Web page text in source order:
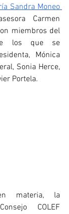
Sandra Moneo
Carmen
miembros del
los que se
Mónica
Sonia Herce,
Portela.
materia, la
COLEF